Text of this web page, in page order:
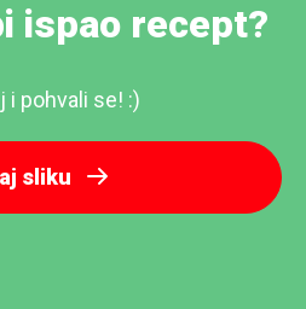
ispao recept?
i pohvali se! :)
sliku